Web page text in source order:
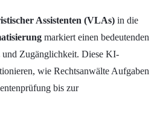
Assistenten (VLAs) in die
markiert einen bedeutenden
Zugänglichkeit. Diese KI-
wie Rechtsanwälte Aufgaben
bis zur